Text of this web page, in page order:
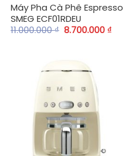
Máy Pha Cà Phê Espresso
SMEG ECF01RDEU
11.000.000₫ 8.700.000 ₫